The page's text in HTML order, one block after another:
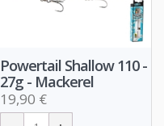
Powertail Shallow 110 -
27g - Mackerel
19,90 €